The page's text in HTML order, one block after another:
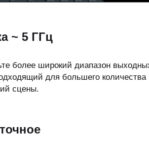
~ 5 ГГц
более широкий диапазон
для большего количества
сцены.